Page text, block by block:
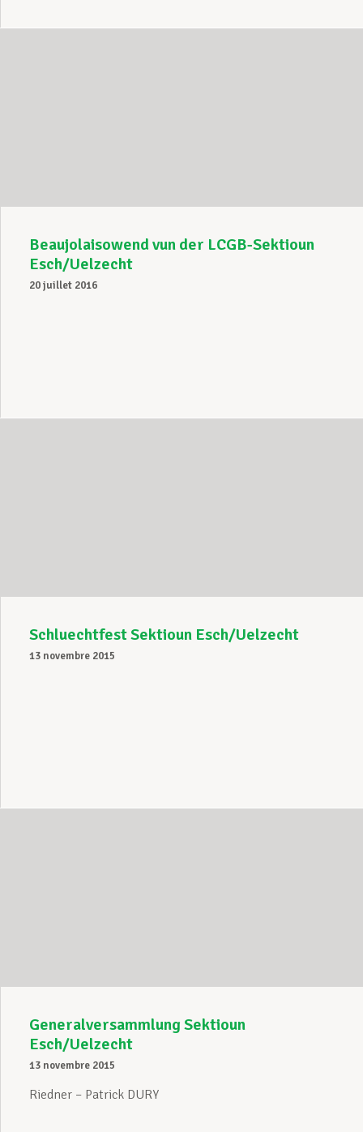
Beaujolaisowend vun der LCGB-Sektioun
Esch/Uelzecht
20 juillet 2016
Schluechtfest Sektioun Esch/Uelzecht
13 novembre 2015
Generalversammlung Sektioun
Esch/Uelzecht
13 novembre 2015
Riedner – Patrick DURY